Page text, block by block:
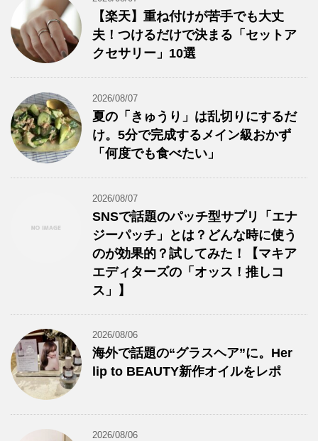
【楽天】重ね付けが苦手でも大丈
夫！つけるだけで決まる「セットア
クセサリー」10選
2026/08/07
夏の「きゅうり」は乱切りにするだ
け。5分で完成するメイン級おかず
「何度でも食べたい」
2026/08/07
SNSで話題のパッチ型サプリ「エナ
ジーパッチ」とは？どんな時に使う
のが効果的？試してみた！【マキア
エディターズの「オッス！推しコ
ス」】
2026/08/06
海外で話題の“グラスヘア”に。Her
lip to BEAUTY新作オイルをレポ
2026/08/06